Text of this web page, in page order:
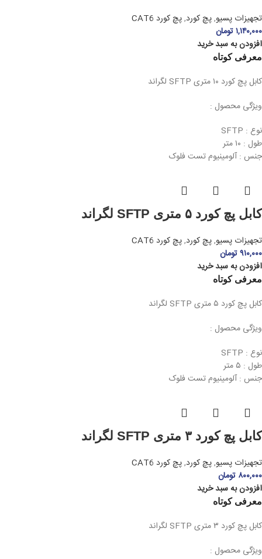
تجهیزات پسیو,پچ کورد,پچ کورد CAT6
۱,۱۴۰,۰۰۰تومان
افزودن به سبد خرید
معرفی کوتاه
کابل پچ کورد ۱۰ متری SFTP لگراند
ویژگی محصول :
نوع : SFTP
طول : ۱۰ متر
جنس : آلومینیوم تست فلوک
کابل پچ کورد ۵ متری SFTP لگراند
تجهیزات پسیو,پچ کورد,پچ کورد CAT6
۹۱۰,۰۰۰تومان
افزودن به سبد خرید
معرفی کوتاه
کابل پچ کورد ۵ متری SFTP لگراند
ویژگی محصول :
نوع : SFTP
طول : ۵ متر
جنس : آلومینیوم تست فلوک
کابل پچ کورد ۳ متری SFTP لگراند
تجهیزات پسیو,پچ کورد,پچ کورد CAT6
۸۰۰,۰۰۰ تومان
افزودن به سبد خرید
معرفی کوتاه
کابل پچ کورد ۳ متری SFTP لگراند
ویژگی محصول :